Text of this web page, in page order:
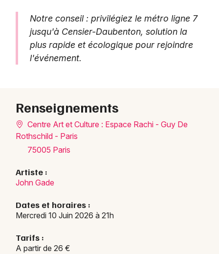
Notre conseil : privilégiez le métro ligne 7
jusqu'à Censier-Daubenton, solution la
plus rapide et écologique pour rejoindre
l'événement.
Renseignements
Centre Art et Culture : Espace Rachi - Guy De
Rothschild - Paris
75005 Paris
Artiste :
John Gade
Dates et horaires :
Mercredi 10 Juin 2026 à 21h
Tarifs :
A partir de 26 €